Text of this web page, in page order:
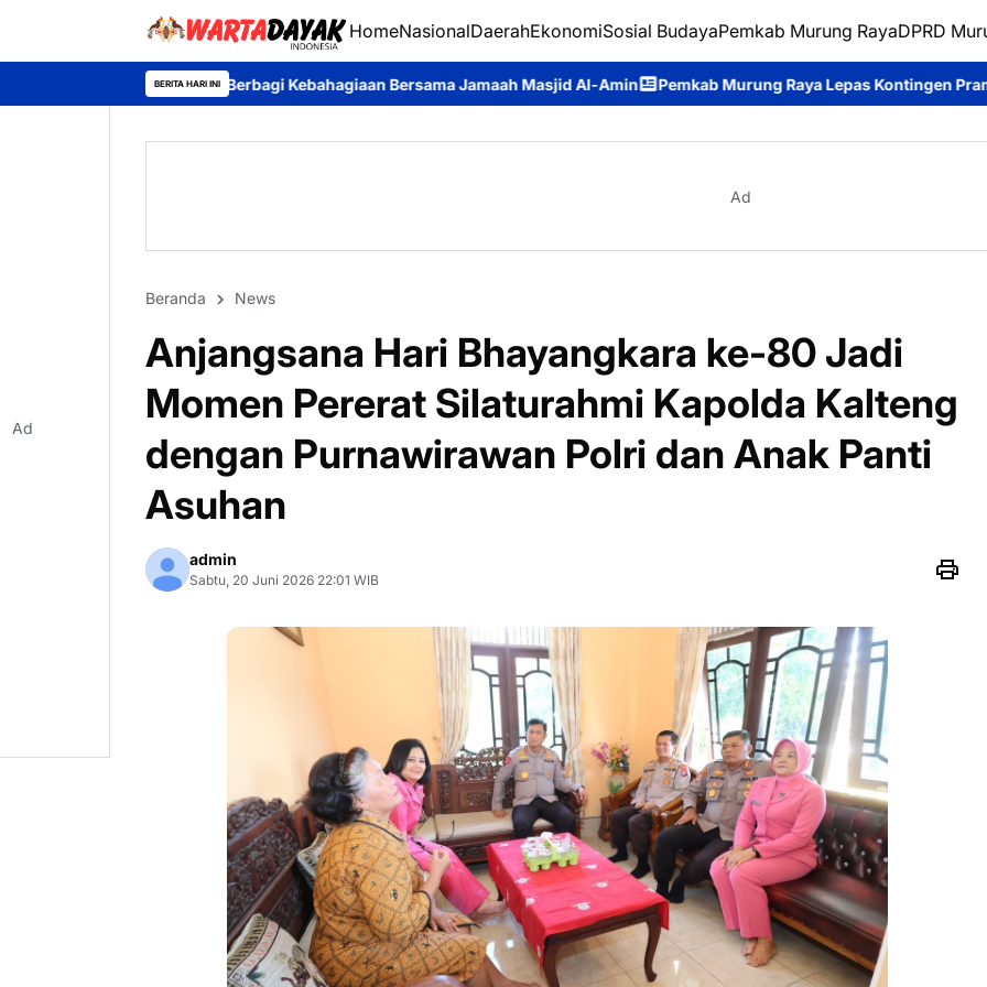
HomeNasionalDaerahEkonomiSosial BudayaPemkab Murung RayaDPRD
BERITA HARI INI
Berbagi Kebahagiaan Bersama Jamaah Masjid Al-Amin Pemkab Murung Raya Lepas Kontingen Pramuka ke Jambore
Ad
Beranda News
Anjangsana Hari Bhayangkara ke-80 Jadi
Momen Pererat Silaturahmi Kapolda Kalteng
dengan Purnawirawan Polri dan Anak Panti
Asuhan
admin
Sabtu, 20 Juni 2026 22:01 WIB
Ad